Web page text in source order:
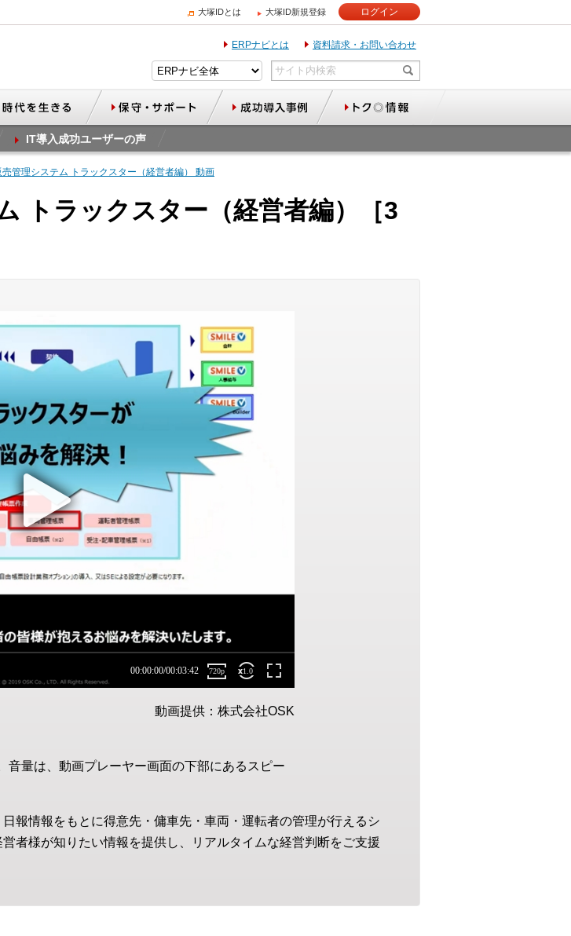
大塚IDとは 大塚ID新規登録 ログイン
ERPナビとは 資料請求・お問い合わせ
IT導入成功ユーザーの声
管理システム トラックスター（経営者編） 動画
トラックスター（経営者編）［3
動画提供：株式会社OSK
音量は、動画プレーヤー画面の下部にあるスピー
報情報をもとに得意先・傭車先・車両・運転者の管理が行えるシ
者様が知りたい情報を提供し、リアルタイムな経営判断をご支援